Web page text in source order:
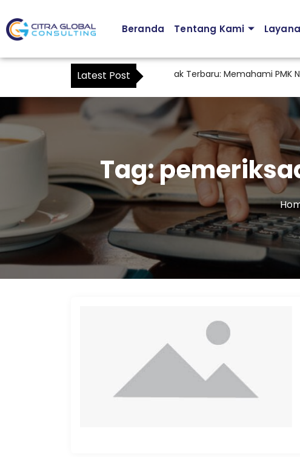
Beranda Tentang Kami
Latest Post
Peraturan Kuasa Wajib Pajak Terbaru: Memahami PMK
Tag: